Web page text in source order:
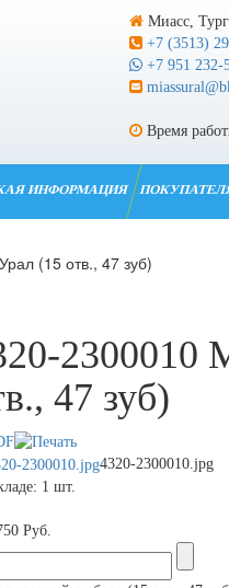
Миасс,
+7 (3513)
+7 951 232-
Время
ИНФОРМАЦИЯ
(15 отв., 47 зуб)
2300010
47 зуб)
4320-2300010.jpg
1 шт.
Руб.